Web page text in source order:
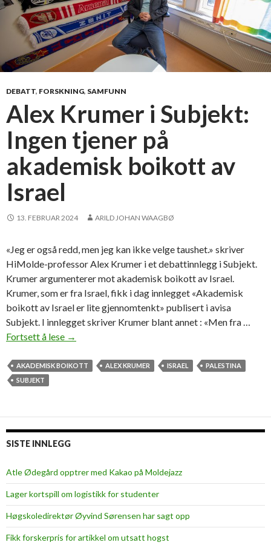
DEBATT, FORSKNING, SAMFUNN
Alex Krumer i Subjekt:
Ingen tjener på
akademisk boikott av
Israel
13. FEBRUAR 2024 ARILD JOHAN WAAGBØ
«Jeg er også redd, men jeg kan ikke velge taushet.» skriver
HiMolde-professor Alex Krumer i et debattinnlegg i Subjekt.
Krumer argumenterer mot akademisk boikott av Israel.
Krumer, som er fra Israel, fikk i dag innlegget «Akademisk
boikott av Israel er lite gjennomtenkt» publisert i avisa
Subjekt. I innlegget skriver Krumer blant annet : «Men fra …
Fortsett å lese A
e
m
i
S
b
j
→
AKADEMISK BOIKOTT ALEX KRUMER ISRAEL
PALESTINA
SUBJEKT
SISTE INNLEGG
Atle Ødegård opptrer med Kakao på Moldejazz
Lager kortspill om logistikk for studenter
Høgskoledirektør Øyvind Sørensen har sagt opp
Fikk forskerpris for artikkel om utsatt hogst